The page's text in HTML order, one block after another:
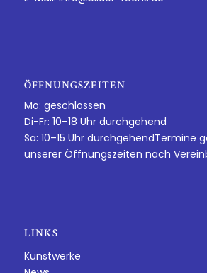
ÖFFNUNGSZEITEN
Mo: geschlossen
Di-Fr: 10–18 Uhr durchgehend
Sa: 10–15 Uhr durchgehendTermine
unserer Öffnungszeiten nach
LINKS
Kunstwerke